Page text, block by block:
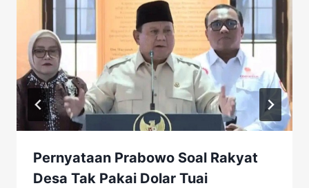
Pernyataan Prabowo Soal Rakyat
Desa Tak Pakai Dolar Tuai